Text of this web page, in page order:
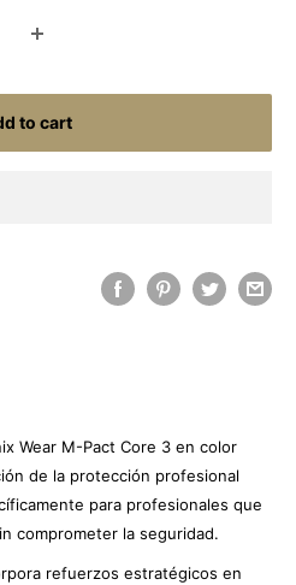
to cart
Wear M-Pact Core 3 en color
de la protección profesional
para profesionales que
comprometer la seguridad.
refuerzos estratégicos en